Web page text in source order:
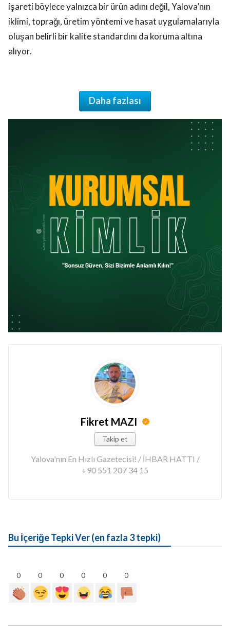
işareti böylece yalnızca bir ürün adını değil, Yalova’nın
iklimi, toprağı, üretim yöntemi ve hasat uygulamalarıyla
oluşan belirli bir kalite standardını da koruma altına
alıyor.
Daha fazlası
Fikret MAZI
Takip et
Yalova'nın En Hızlı Gazetecisi! / İHBAR HATTI /
+90 551 207 34 15
Bu İçeriğe Tepki Ver (en fazla 3 tepki)
0 0 0 0 0 0